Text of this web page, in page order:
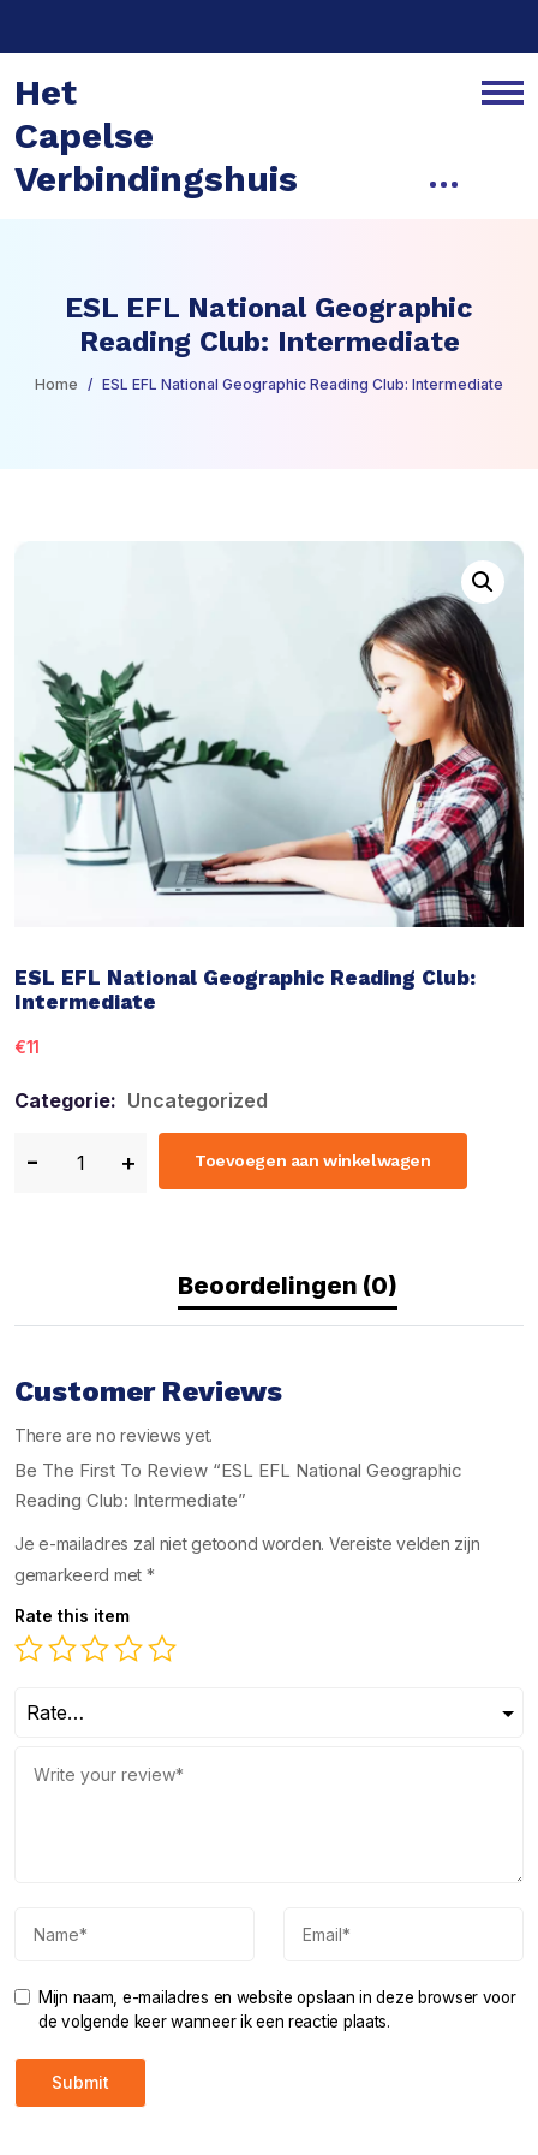
Het
Capelse
Verbindingshuis
ESL EFL National Geographic
Reading Club: Intermediate
Home ESL EFL National Geographic Reading Club: Intermediate
ESL EFL National Geographic Reading Club:
Intermediate
€11
Categorie: Uncategorized
Toevoegen aan winkelwagen
Beoordelingen (0)
Customer Reviews
There are no reviews yet.
Be The First To Review “ESL EFL National Geographic
Reading Club: Intermediate”
Je e-mailadres zal niet getoond worden. Vereiste velden zijn
gemarkeerd met *
Rate this item
Mijn naam, e-mailadres en website opslaan in deze browser voor
de volgende keer wanneer ik een reactie plaats.